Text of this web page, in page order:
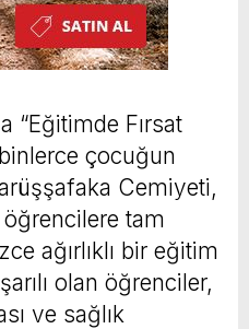
“Eğitimde Fırsat
çocuğun
Cemiyeti,
öğrencilere tam
ağırlıklı bir eğitim
olan öğrenciler,
ve sağlık